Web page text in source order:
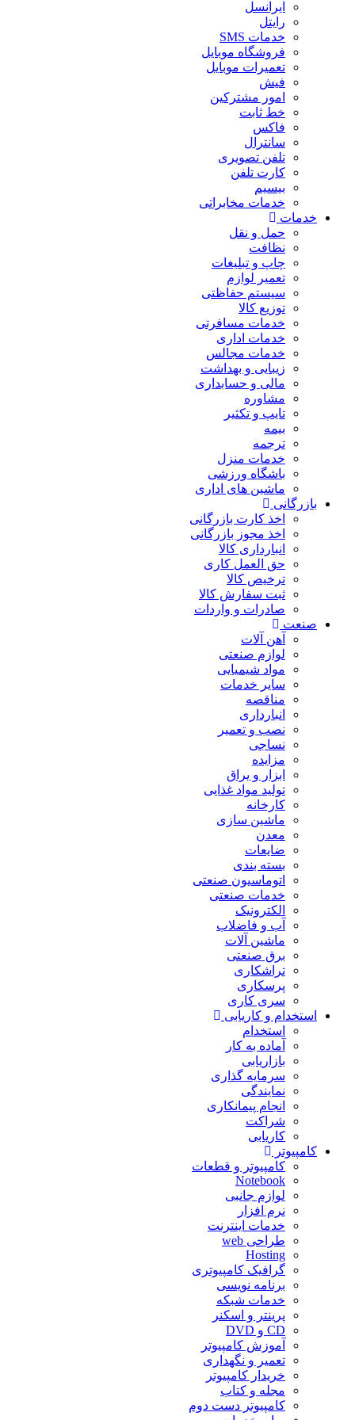
ایرانسل
رایتل
خدمات SMS
فروشگاه موبایل
تعمیرات موبایل
فیش
امور مشترکین
خط ثابت
فاکس
سانترال
تلفن تصویری
کارت تلفن
بیسیم
خدمات مخابراتی
خدمات
حمل و نقل
نظافت
چاپ و تبلیغات
تعمیر لوازم
سیستم حفاظتی
توزیع کالا
خدمات مسافرتی
خدمات اداری
خدمات مجالس
زیبایی و بهداشت
مالی و حسابداری
مشاوره
تایپ و تکثیر
بیمه
ترجمه
خدمات منزل
باشگاه ورزشی
ماشین های اداری
بازرگانی
اخذ کارت بازرگانی
اخذ مجوز بازرگانی
انبارداری کالا
حق العمل کاری
ترخیص کالا
ثبت سفارش کالا
صادرات و واردات
صنعت
آهن آلات
لوازم صنعتی
مواد شیمیایی
سایر خدمات
مناقصه
انبارداری
نصب و تعمیر
نساجی
مزایده
ابزار و یراق
تولید مواد غذایی
کارخانه
ماشین سازی
معدن
ضایعات
بسته بندی
اتوماسیون صنعتی
خدمات صنعتی
الکترونیک
آب و فاضلاب
ماشین آلات
برق صنعتی
تراشکاری
پرسکاری
سری کاری
استخدام و کاریابی
استخدام
آماده به کار
بازاریابی
سرمایه گذاری
نمایندگی
انجام پیمانکاری
شراکت
کاریابی
کامپیوتر
کامپیوتر و قطعات
Notebook
لوازم جانبی
نرم افزار
خدمات اینترنت
طراحی web
Hosting
گرافیک کامپیوتری
برنامه نویسی
خدمات شبکه
پرینتر و اسکنر
CD و DVD
آموزش کامپیوتر
تعمیر و نگهداری
خریدار کامپیوتر
مجله و کتاب
کامپیوتر دست دوم